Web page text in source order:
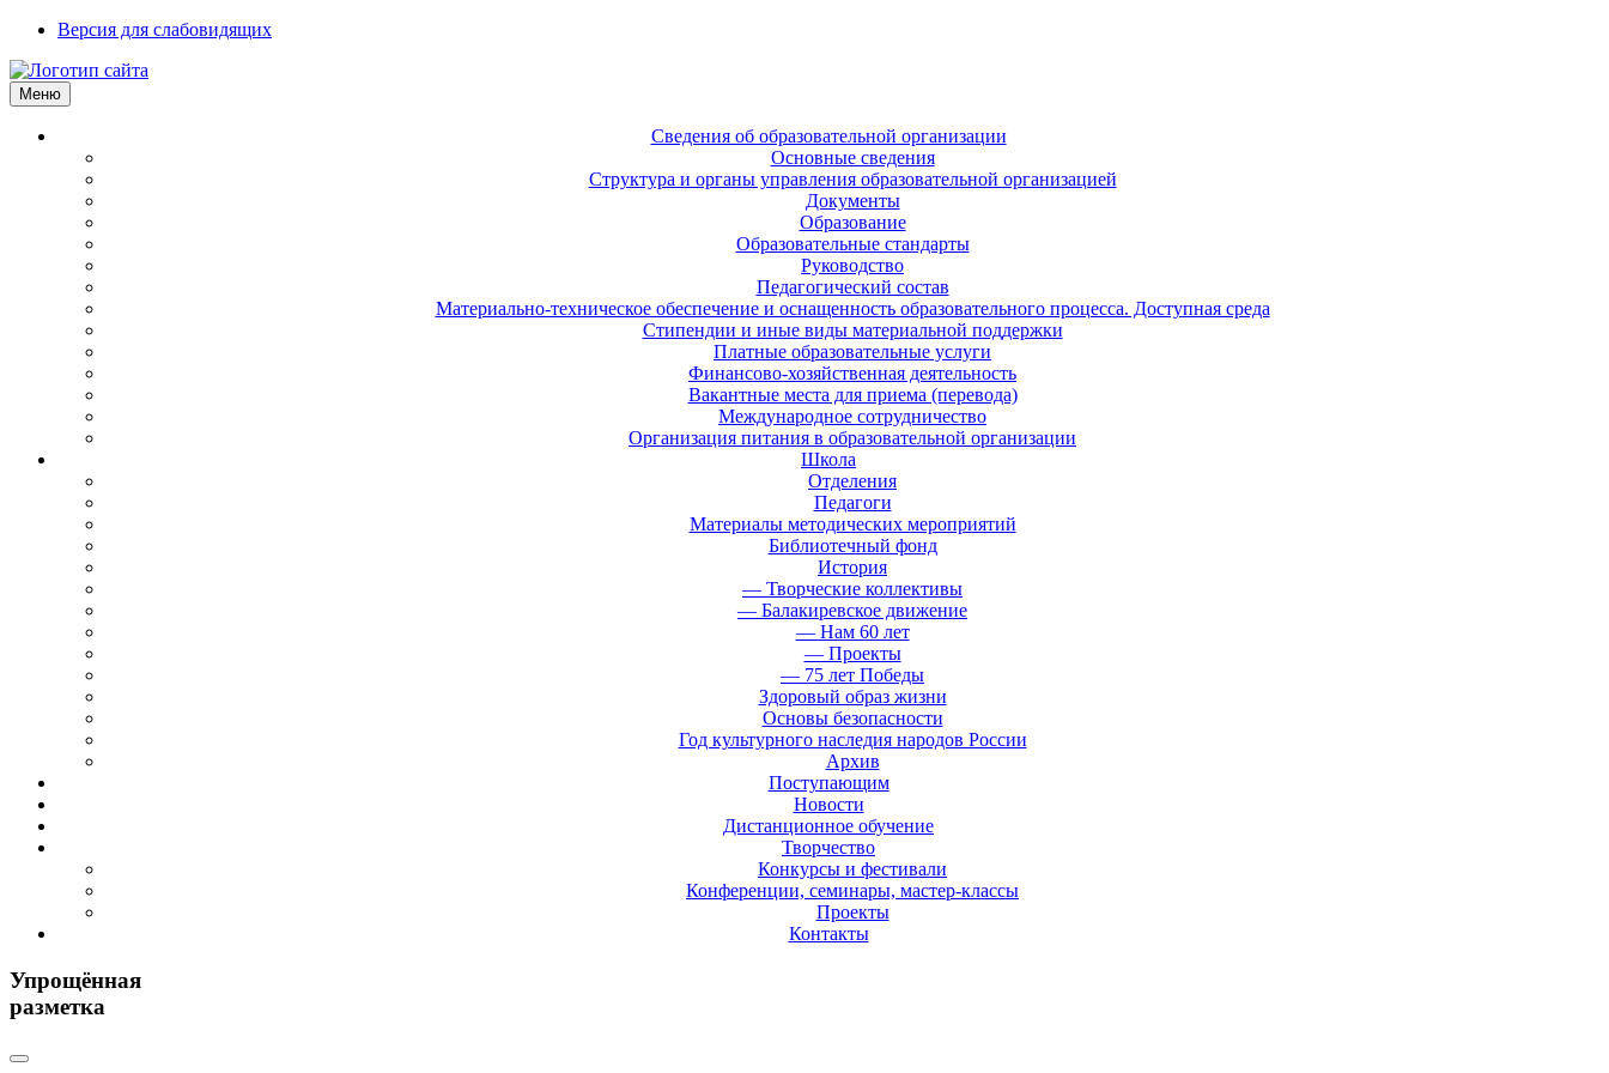
Версия для слабовидящих
Меню
Сведения об образовательной организации
Основные сведения
Структура и органы управления образовательной организацией
Документы
Образование
Образовательные стандарты
Руководство
Педагогический состав
Материально-техническое обеспечение и оснащенность образовательного процесса. Доступная среда
Стипендии и иные виды материальной поддержки
Платные образовательные услуги
Финансово-хозяйственная деятельность
Вакантные места для приема (перевода)
Международное сотрудничество
Организация питания в образовательной организации
Школа
Отделения
Педагоги
Материалы методических мероприятий
Библиотечный фонд
История
— Творческие коллективы
— Балакиревское движение
— Нам 60 лет
— Проекты
— 75 лет Победы
Здоровый образ жизни
Основы безопасности
Год культурного наследия народов России
Архив
Поступающим
Новости
Дистанционное обучение
Творчество
Конкурсы и фестивали
Конференции, семинары, мастер-классы
Проекты
Контакты
Упрощённая
разметка